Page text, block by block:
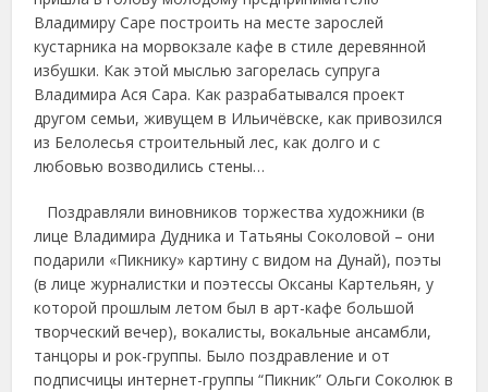
Владимиру Саре построить на месте зарослей
кустарника на морвокзале кафе в стиле деревянной
избушки. Как этой мыслью загорелась супруга
Владимира Ася Сара. Как разрабатывался проект
другом семьи, живущем в Ильичёвске, как привозился
из Белолесья строительный лес, как долго и с
любовью возводились стены…
Поздравляли виновников торжества художники (в
лице Владимира Дудника и Татьяны Соколовой – они
подарили «Пикнику» картину с видом на Дунай), поэты
(в лице журналистки и поэтессы Оксаны Картельян, у
которой прошлым летом был в арт-кафе большой
творческий вечер), вокалисты, вокальные ансамбли,
танцоры и рок-группы. Было поздравление и от
подписчицы интернет-группы “Пикник” Ольги Соколюк в